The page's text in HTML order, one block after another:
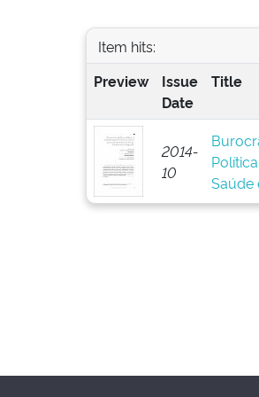
Item hits:
Preview
Issue
Date
Title
2014-
10
Saúde